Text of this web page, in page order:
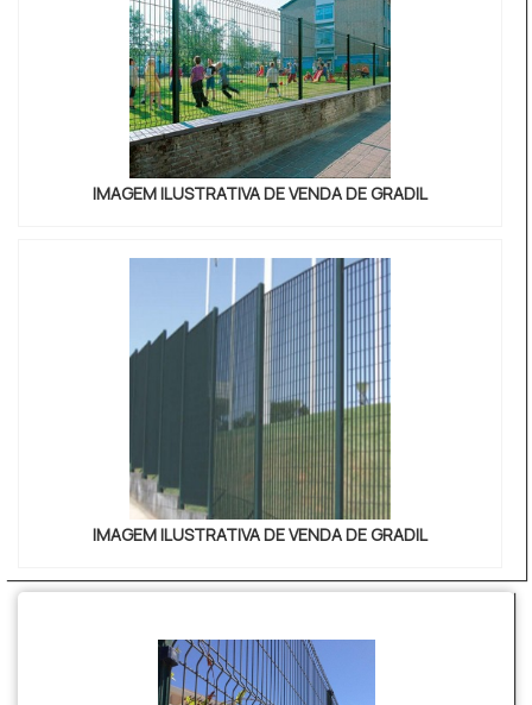
IMAGEM ILUSTRATIVA DE VENDA DE GRADIL
IMAGEM ILUSTRATIVA DE VENDA DE GRADIL